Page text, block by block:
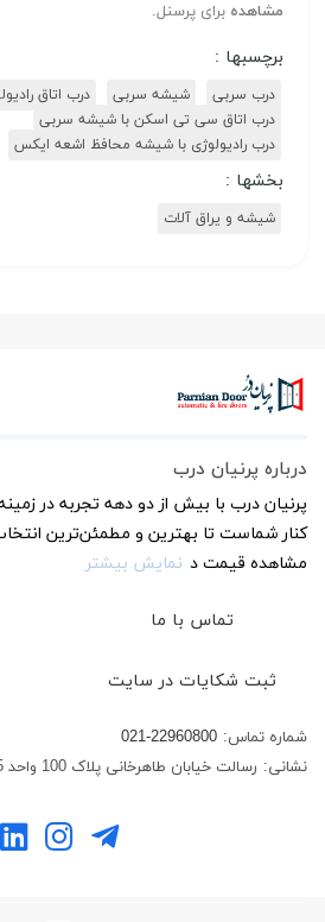
مشاهده برای پرسنل.
برچسبها :
درب سربی شیشه سربی
درب اتاق
درب اتاق سی تی اسکن با شیشه سربی
درب رادیولوژی با شیشه محافظ اشعه ایکس
بخشها :
شیشه و یراق آلات
درباره پرنیان درب
پرنیان درب با بیش از دو دهه تجربه در
کنار شماست تا بهترین و مطمئن‌ترین
مشاهده قیمت د نمایش بیشتر
تماس با ما
ثبت شکایات در سایت
شماره تماس: 021-22960800
نشانی: رسالت خیابان طاهرخانی پلاک 100 واحد 5